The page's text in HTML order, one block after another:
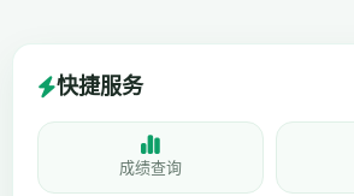
快捷服务
成绩查询